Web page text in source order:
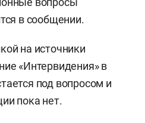
в сообщении.
на источники
«Интервидения» в
под вопросом и
пока нет.